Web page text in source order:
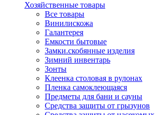
Хозяйственные товары
Все товары
Винилискожа
Галантерея
Емкости бытовые
Замки.скобянные изделия
Зимний инвентарь
Зонты
Клеенка столовая в рулонах
Пленка самоклеющаяся
Предметы для бани и сауны
Средства защиты от грызунов